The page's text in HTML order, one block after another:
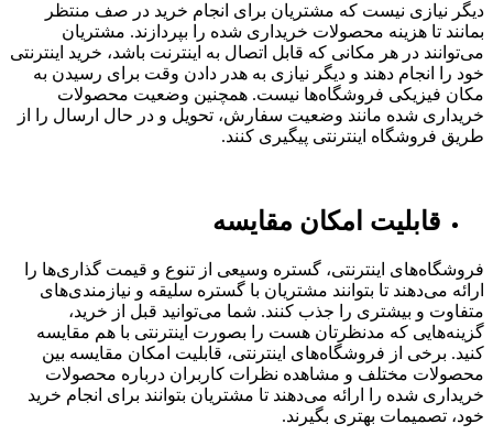
دیگر نیازی نیست که مشتریان برای انجام خرید در صف منتظر
بمانند تا هزینه محصولات خریداری شده را بپردازند. مشتریان
می‌توانند در هر مکانی که قابل اتصال به اینترنت باشد، خرید اینترنتی
خود را انجام دهند و دیگر نیازی به هدر دادن وقت برای رسیدن به
مکان فیزیکی فروشگاه‌ها نیست. همچنین وضعیت محصولات
خریداری شده مانند وضعیت سفارش، تحویل و در حال ارسال را از
طریق فروشگاه اینترنتی پیگیری کنند.
قابلیت امکان مقایسه
فروشگاه‌های اینترنتی، گستره وسیعی از تنوع و قیمت گذاری‌ها را
ارائه می‌دهند تا بتوانند مشتریان با گستره سلیقه و نیازمندی‌های
متفاوت و بیشتری را جذب کنند. شما می‌توانید قبل از خرید،
گزینه‌هایی که مدنظرتان هست را بصورت اینترنتی با هم مقایسه
کنید. برخی از فروشگاه‌های اینترنتی، قابلیت امکان مقایسه بین
محصولات مختلف و مشاهده نظرات کاربران درباره محصولات
خریداری شده را ارائه می‌دهند تا مشتریان بتوانند برای انجام خرید
خود، تصمیمات بهتری بگیرند.